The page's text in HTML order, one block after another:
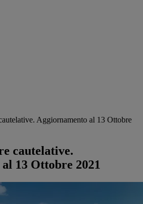
Aggiornamento al 13 Ottobre
cautelative.
13 Ottobre 2021